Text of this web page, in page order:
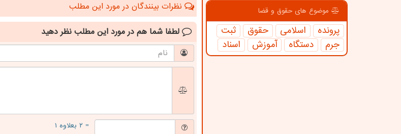
موضوع های حقوق و قضا
پرونده اسلامی حقوق
ثبت
جرم
دستگاه آموزش اسناد
نظرات بینندگان در مورد این مطلب
لطفا شما هم در مورد این مطلب نظر دهید
= ۲ بعلاوه ۱